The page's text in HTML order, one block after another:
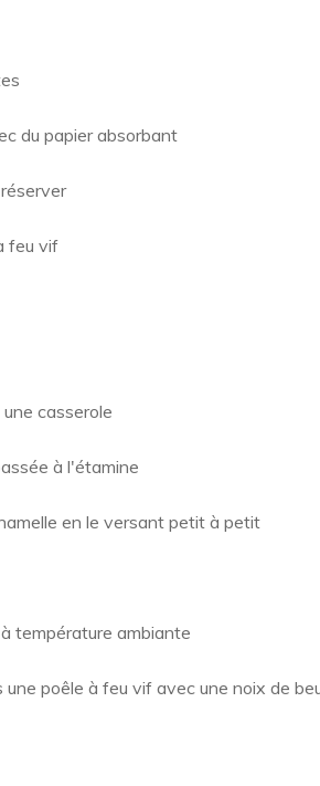
du papier absorbant
feu vif
casserole
à l'étamine
en le versant petit à petit
température ambiante
poêle à feu vif avec une noix de